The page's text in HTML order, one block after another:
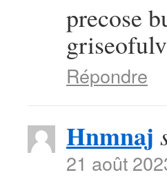
precose
Répondre
Hnmnaj
21 août